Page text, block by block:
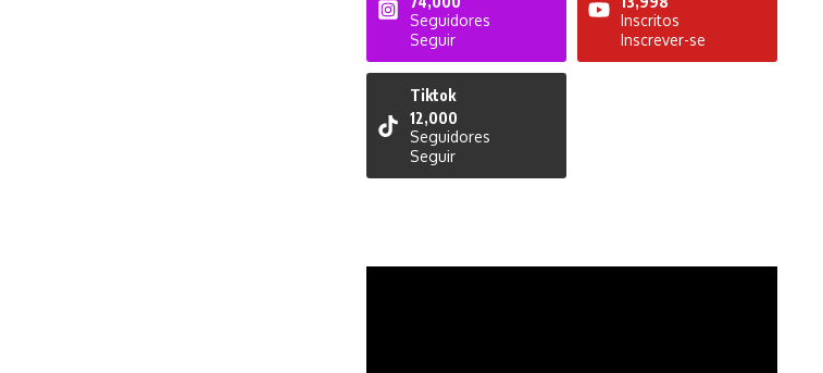
Seguidores
Seguir
Inscritos
Inscrever-se
Tiktok
12,000
Seguidores
Seguir